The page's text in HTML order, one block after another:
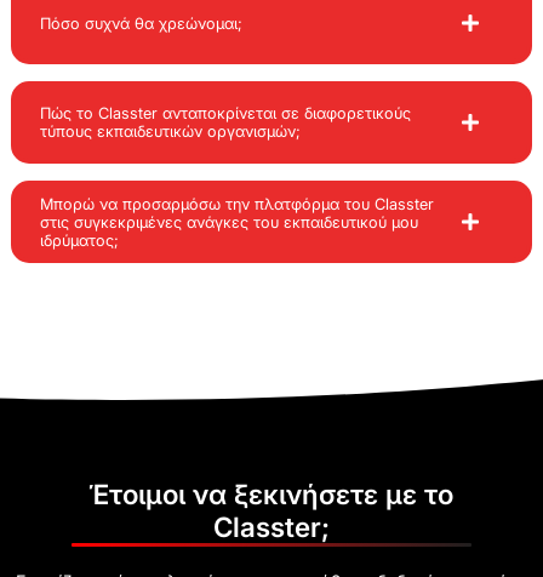
Πόσο συχνά θα χρεώνομαι;
Πώς το Classter ανταποκρίνεται σε διαφορετικούς
τύπους εκπαιδευτικών οργανισμών;
Μπορώ να προσαρμόσω την πλατφόρμα του Classter
στις συγκεκριμένες ανάγκες του εκπαιδευτικού μου
ιδρύματος;
Έτοιμοι να ξεκινήσετε με το
Classter;